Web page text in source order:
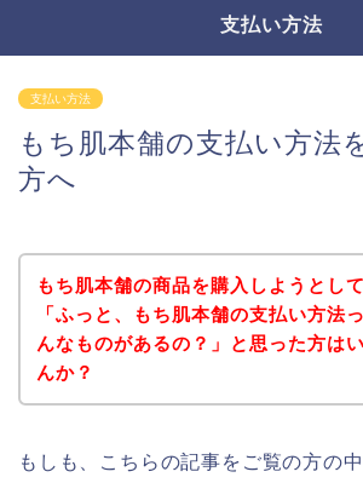
支払い方法
支払い方法
もち肌本舗の支払い方法
方へ
もち肌本舗の商品を購入しようとして
「ふっと、もち肌本舗の支払い方法
んなものがあるの？」と思った方は
んか？
もしも、こちらの記事をご覧の方の